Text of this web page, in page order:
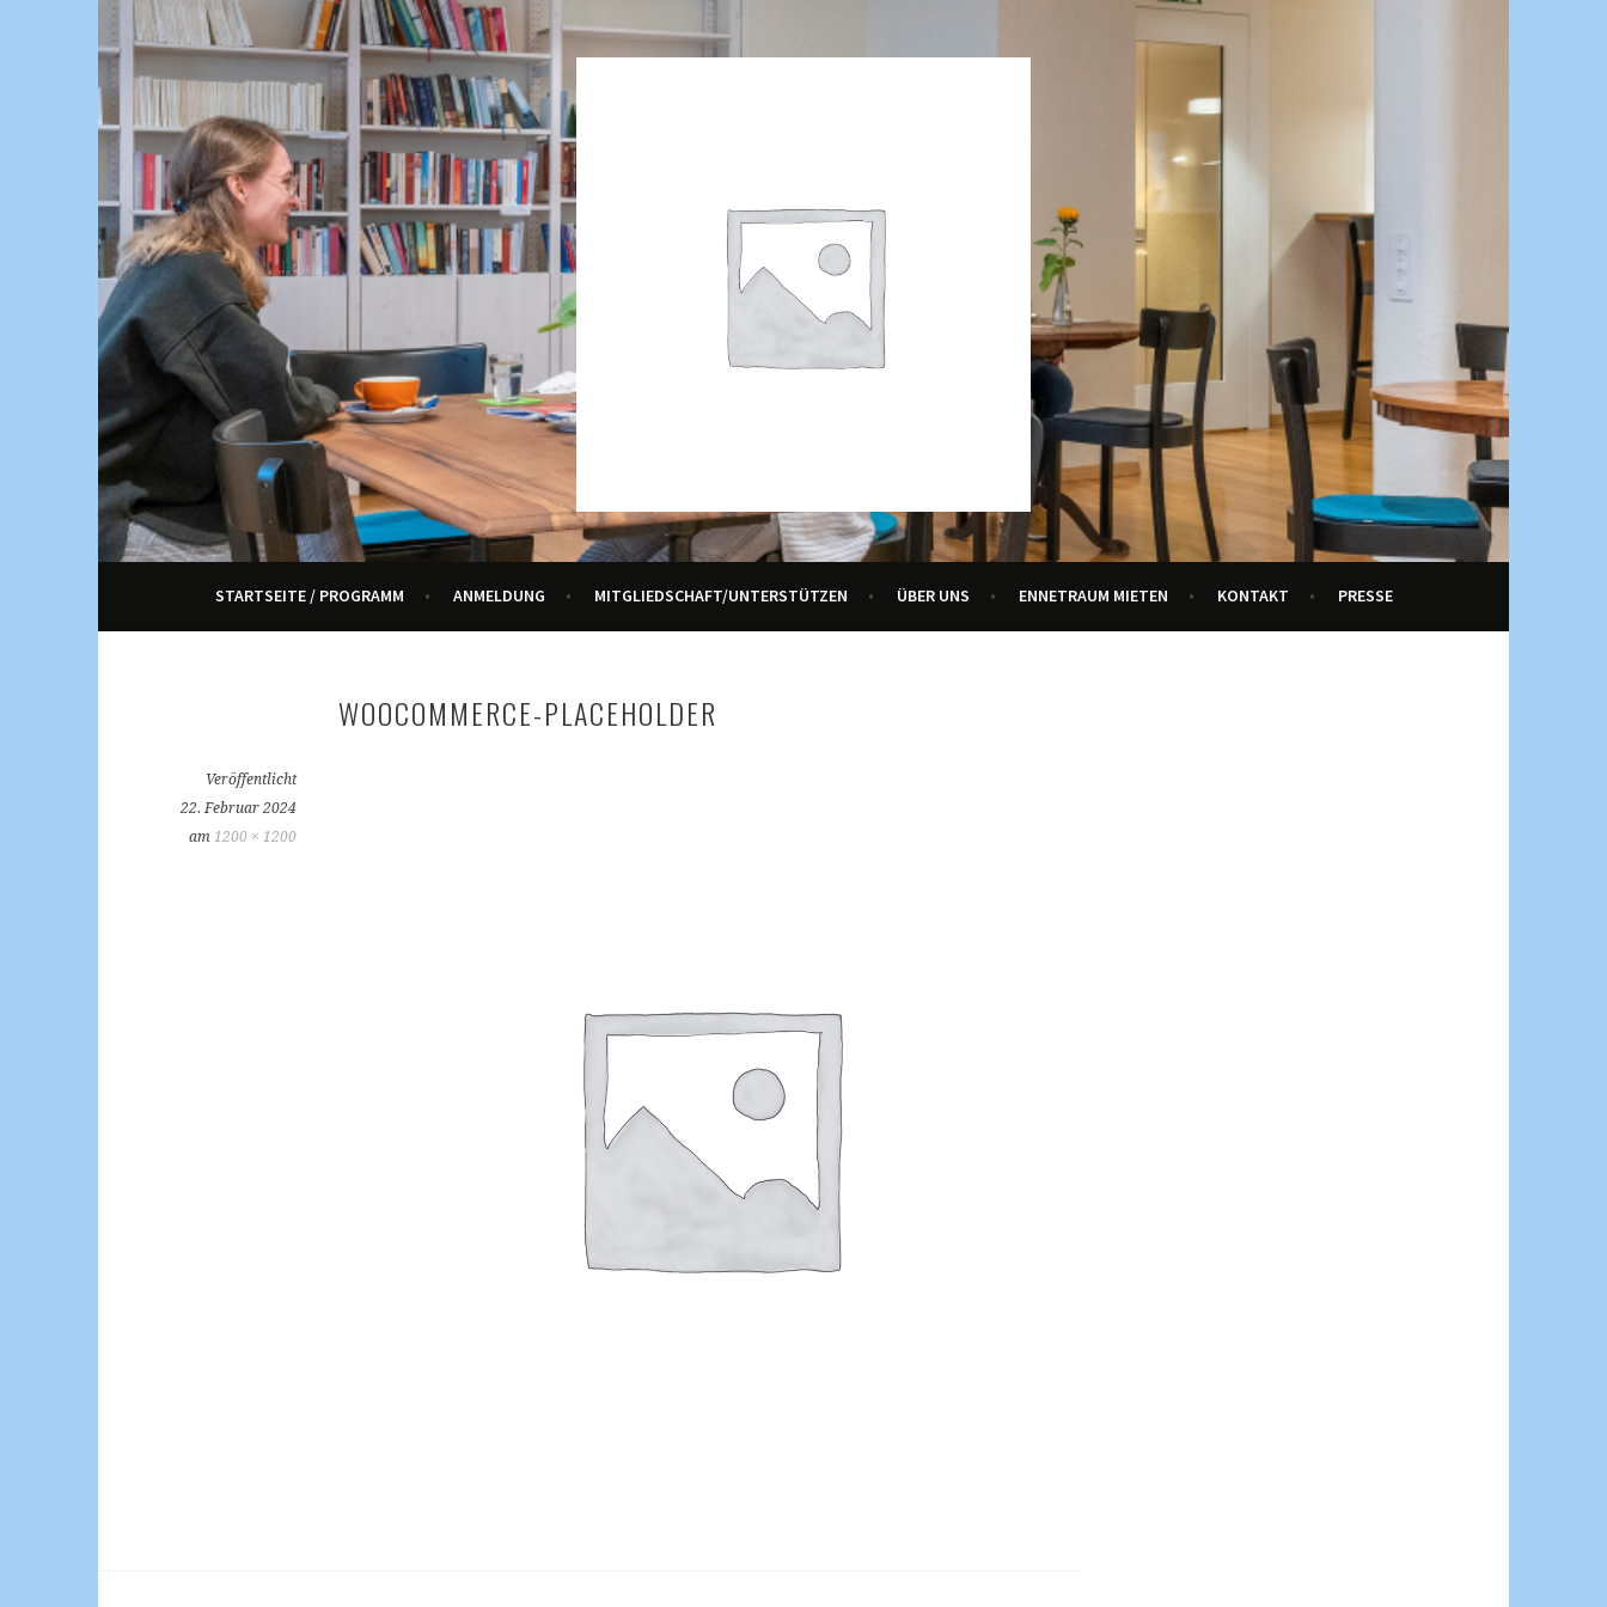
Springe
zum
Inhalt
ENNETRAUM – KULTURZENTRUM ENNETBADEN
KULTUR, KURSE UND VERANSTALTUNGEN FÜR ALLE GENERATIONEN
STARTSEITE / PROGRAMM ANMELDUNG MITGLIEDSCHAFT/UNTERSTÜTZEN ÜBER UNS ENNETRAUM MIETEN KONTAKT PRESSE
WOOCOMMERCE-PLACEHOLDER
Veröffentlicht
22. Februar 2024
am 1200 × 1200